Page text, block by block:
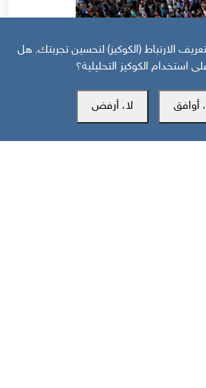
القمع السعودي لجنوب اليمن
الارتباط (الكوكيز) لتحسين تجربتك. هل
استخدام الكوكيز التحليلية؟
أوافق لا، أرفض